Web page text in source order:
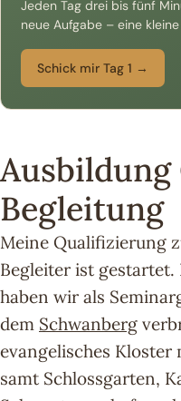
Jeden Tag drei bis fünf
neue Aufgabe – eine kleine
Schick mir Tag 1 →
Begleitung
Meine Qualifizierung
Begleiter ist gestartet.
haben wir als
dem Schwanberg
evangelisches Kloster
samt Schlossgarten,